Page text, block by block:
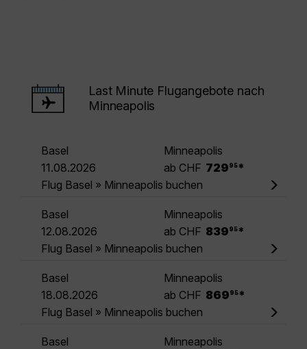
Last Minute Flugangebote nach
Minneapolis
Basel
Minneapolis
11.08.2026
ab CHF 729 95 *
Flug Basel » Minneapolis buchen
Basel
Minneapolis
12.08.2026
ab CHF 839 95 *
Flug Basel » Minneapolis buchen
Basel
Minneapolis
18.08.2026
ab CHF 869 95 *
Flug Basel » Minneapolis buchen
Basel
Minneapolis